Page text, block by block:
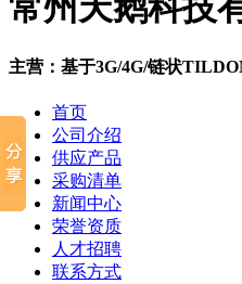
常州天鹅科技
主营：基于3G/4G/链状
首页
公司介绍
供应产品
采购清单
新闻中心
荣誉资质
人才招聘
联系方式